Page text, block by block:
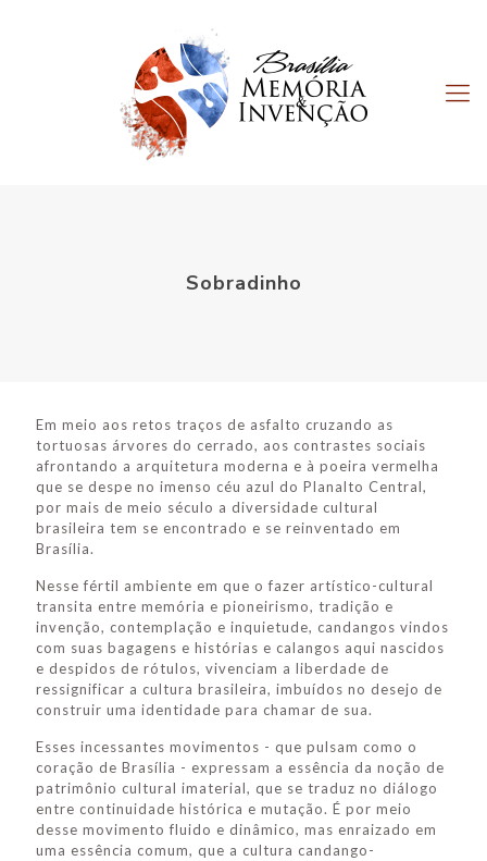
Sobradinho
Em meio aos retos traços de asfalto cruzando as
tortuosas árvores do cerrado, aos contrastes sociais
afrontando a arquitetura moderna e à poeira vermelha
que se despe no imenso céu azul do Planalto Central,
por mais de meio século a diversidade cultural
brasileira tem se encontrado e se reinventado em
Brasília.
Nesse fértil ambiente em que o fazer artístico-cultural
transita entre memória e pioneirismo, tradição e
invenção, contemplação e inquietude, candangos vindos
com suas bagagens e histórias e calangos aqui nascidos
e despidos de rótulos, vivenciam a liberdade de
ressignificar a cultura brasileira, imbuídos no desejo de
construir uma identidade para chamar de sua.
Esses incessantes movimentos - que pulsam como o
coração de Brasília - expressam a essência da noção de
patrimônio cultural imaterial, que se traduz no diálogo
entre continuidade histórica e mutação. É por meio
desse movimento fluido e dinâmico, mas enraizado em
uma essência comum, que a cultura candango-